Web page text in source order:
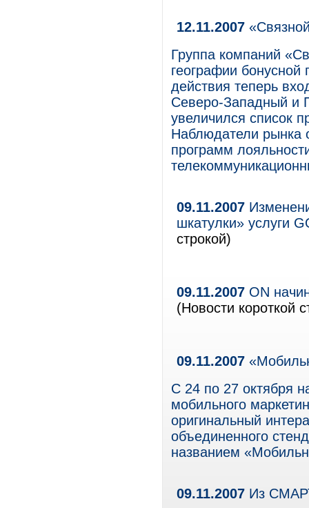
12.11.2007
Группа компаний
географии
действия теперь
Северо-Западный и
увеличился список
Наблюдатели рынка
программ
09.11.2007
шкатулки» услуги
строкой)
09.11.2007 ON
(Новости короткой
09.11.2007
С 24 по 27 октября
мобильного
оригинальный
объединенного
названием
09.11.2007 Из